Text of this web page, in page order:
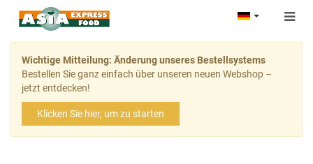
Wichtige Mitteilung: Änderung unseres Bestellsystems
Bestellen Sie ganz einfach über unseren neuen Webshop –
jetzt entdecken!
Klicken Sie hier, um zu starten